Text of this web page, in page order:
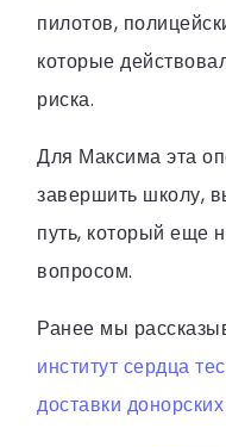
пилотов,
которые
риска.
Для Максима эта
завершить школу,
путь, который еще
вопросом.
Ранее мы
институт сердца
доставки